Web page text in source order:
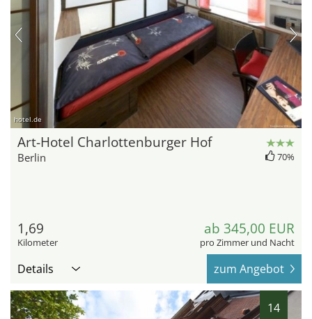
hotel.de
Art-Hotel Charlottenburger Hof
Berlin 70%
1,69
Kilometer
ab 345,00 EUR
pro Zimmer und Nacht
Details zum Angebot
14